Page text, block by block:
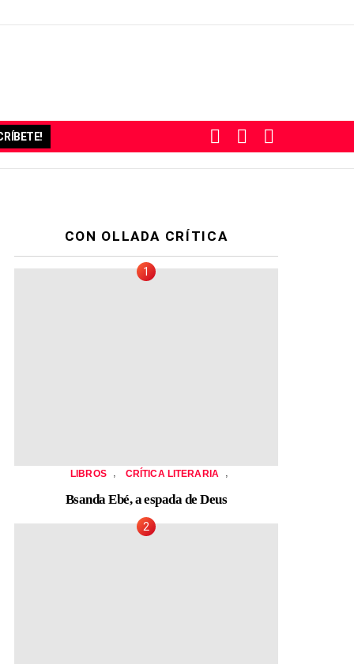
SWITCH
SKIN
BUSCAR
CON OLLADA CRÍTICA
LIBROS , CRÍTICA LITERARIA ,
Bsanda Ebé, a espada de Deus